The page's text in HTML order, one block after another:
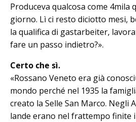
Produceva qualcosa come 4mila
giorno. Lì ci re­sto diciotto mesi,
la qualifica di gastarbeiter,
fare un passo indietro?».
Certo che sì.
«Rossano Veneto era già
mondo perché nel 1935 la
creato la Selle San Marco. Negli
lande erano nel frattempo finite